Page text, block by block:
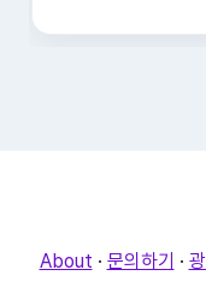
About · 문의하기 ·